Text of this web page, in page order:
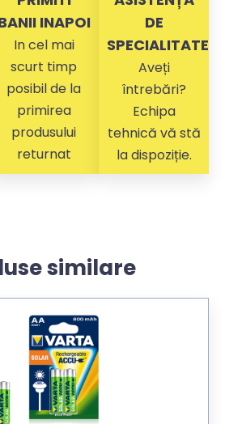
INAPOI
In cel mai
scurt timp
posibil de la
primirea
produsului
returnat
DE
SPECIALITATE
Aveți
întrebări?
Echipa
tehnică vă stă
la dispoziție.
similare